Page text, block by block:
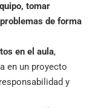
tomar
de forma
en el aula,
en un proyecto
y